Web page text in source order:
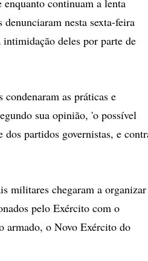
continuam a lenta
nesta sexta-feira
deles por parte de
as práticas e
sua opinião, 'o possível
partidos governistas, e
militares chegaram a organizar
pelo Exército com o
armado, o Novo Exército do